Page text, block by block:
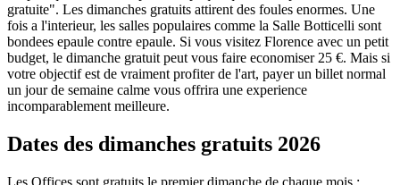
gratuite". Les dimanches gratuits attirent des foules enormes. Une
fois a l'interieur, les salles populaires comme la Salle Botticelli sont
bondees epaule contre epaule. Si vous visitez Florence avec un petit
budget, le dimanche gratuit peut vous faire economiser 25 €. Mais si
votre objectif est de vraiment profiter de l'art, payer un billet normal
un jour de semaine calme vous offrira une experience
incomparablement meilleure.
Dates des dimanches gratuits 2026
Les Offices sont gratuits le premier dimanche de chaque mois :